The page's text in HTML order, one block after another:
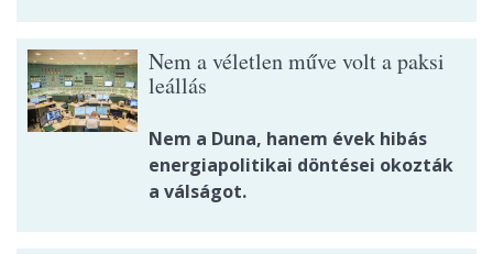
Nem a véletlen műve volt a paksi
leállás
Nem a Duna, hanem évek hibás
energiapolitikai döntései okozták
a válságot.